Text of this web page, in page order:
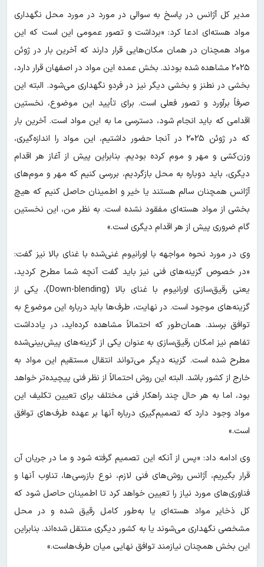
مدیر کل آژانس در پاسخ به سوالی در مورد در مورد محل نگهداری
مواد هسته‌ای ادعا کرد: «برداشت و تصور عمومی این است که این
مواد همچنان در همان مکان‌هایی قرار دارند که آخرین بار در ژوئن
۲۰۲۵ مشاهده شده بودند. بخش عمده این مواد در اصفهان قرار دارد،
بخشی در نطنز و بخشی دیگر نیز در فردو نگهداری می‌شود. البته این
صرفاً برآورد و تصور فعلی است. برای تأیید این موضوع، نخستین
اقدامی که باید انجام شود، دسترسی ما به این مواد است. آخرین بار
که در ژوئن ۲۰۲۵ در آنجا حضور داشتیم، این مواد را اندازه‌گیری،
وزن‌کشی و مهر و موم کرده بودیم. بنابراین پیش از آغاز هر اقدام
دیگری، باید دوباره به محل بازگردیم، بررسی کنیم که مهر و موم‌های
آژانس همچنان سالم هستند یا خیر و اطمینان حاصل کنیم که هیچ
بخشی از مواد هسته‌ای مفقود نشده است. به نظر من، این نخستین
گام ضروری پیش از هر اقدام دیگری است.»
وی در مورد نحوه مواجهه با اورانیوم غنی‌شده با غنای بالا نیز گفت:
«در خصوص گزینه‌های فنی نیز باید گفت آنچه شما مطرح کردید،
یعنی رقیق‌سازی اورانیوم با غنای بالا (Down-blending)، یکی از
گزینه‌های موجود است. در نهایت، طرف‌ها باید درباره این موضوع به
توافق برسند. همان‌طور که احتمالاً مشاهده کرده‌اید، در یادداشت
تفاهم نیز امکان رقیق‌سازی به عنوان یکی از گزینه‌های پیش‌بینی‌شده
مطرح شده است. گزینه دیگر می‌تواند انتقال مستقیم این مواد به
خارج از کشور باشد. البته این روش احتمالاً از نظر فنی پیچیده‌تر خواهد
بود، اما به هر حال چند راهکار فنی مختلف برای تعیین تکلیف این
مواد وجود دارد که تصمیم‌گیری درباره آنها بر عهده طرف‌های توافق
است.»
وی ادامه داد: «پس از آنکه این تصمیم گرفته شود و ما در جریان آن
قرار بگیریم، آژانس روش‌های فنی لازم، نوع بازرسی‌ها، تناوب آنها و
فناوری‌های مورد نیاز را تعیین خواهد کرد تا اطمینان حاصل شود که
کل ذخایر مواد هسته‌ای یا به‌طور کامل رقیق شده و در محل
مشخصی نگهداری می‌شوند یا به کشور دیگری منتقل شده‌اند. بنابراین
این بخش همچنان نیازمند توافق نهایی میان طرف‌هاست.»